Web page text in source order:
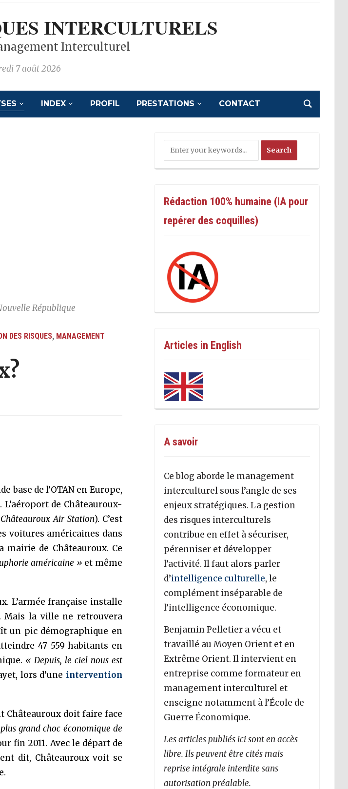
INTERCULTURELS
Interculturel
7 août 2026
INDEX PROFIL PRESTATIONS CONTACT
République
DES RISQUES, MANAGEMENT
base de l’OTAN en Europe,
de Châteauroux-
Châteauroux Air Station). C’est
voitures américaines dans
de Châteauroux. Ce
américaine » et même
L’armée française installe
Mais la ville ne retrouvera
un pic démographique en
47 559 habitants en
« Depuis, le ciel nous est
lors d’une intervention
Châteauroux doit faire face
grand choc économique de
fin 2011. Avec le départ de
dit, Châteauroux voit se
Rédaction 100% humaine (IA pour
repérer des coquilles)
Articles in English
A savoir
Ce blog aborde le management
interculturel sous l’angle de ses
enjeux stratégiques. La gestion
des risques interculturels
contribue en effet à sécuriser,
pérenniser et développer
l’activité. Il faut alors parler
d’intelligence culturelle, le
complément inséparable de
l’intelligence économique.
Benjamin Pelletier a vécu et
travaillé au Moyen Orient et en
Extrême Orient. Il intervient en
entreprise comme formateur en
management interculturel et
enseigne notamment à l’École de
Guerre Économique.
Les articles publiés ici sont en accès
libre. Ils peuvent être cités mais
reprise intégrale interdite sans
autorisation préalable.